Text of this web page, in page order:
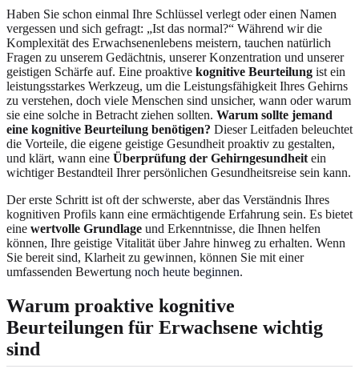
Haben Sie schon einmal Ihre Schlüssel verlegt oder einen Namen
vergessen und sich gefragt: „Ist das normal?“ Während wir die
Komplexität des Erwachsenenlebens meistern, tauchen natürlich
Fragen zu unserem Gedächtnis, unserer Konzentration und unserer
geistigen Schärfe auf. Eine proaktive kognitive Beurteilung ist ein
leistungsstarkes Werkzeug, um die Leistungsfähigkeit Ihres Gehirns
zu verstehen, doch viele Menschen sind unsicher, wann oder warum
sie eine solche in Betracht ziehen sollten. Warum sollte jemand
eine kognitive Beurteilung benötigen? Dieser Leitfaden beleuchtet
die Vorteile, die eigene geistige Gesundheit proaktiv zu gestalten,
und klärt, wann eine Überprüfung der Gehirngesundheit ein
wichtiger Bestandteil Ihrer persönlichen Gesundheitsreise sein kann.
Der erste Schritt ist oft der schwerste, aber das Verständnis Ihres
kognitiven Profils kann eine ermächtigende Erfahrung sein. Es bietet
eine wertvolle Grundlage und Erkenntnisse, die Ihnen helfen
können, Ihre geistige Vitalität über Jahre hinweg zu erhalten. Wenn
Sie bereit sind, Klarheit zu gewinnen, können Sie mit einer
umfassenden Bewertung noch heute beginnen.
Warum proaktive kognitive
Beurteilungen für Erwachsene wichtig
sind